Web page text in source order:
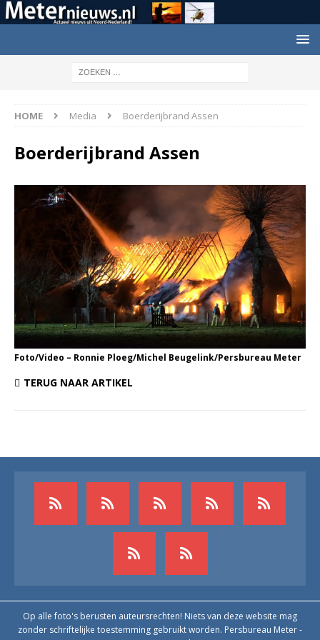
HOME Media Boerderijbrand Assen
Boerderijbrand Assen
Foto/Video – Ronnie Ploeg/Michel Beugelink/Persbureau Meter
TERUG NAAR ARTIKEL
Op alle foto's berusten auteursrechten! Niets van deze website mag
zonder schriftelijke toestemming gebruikt worden. Persbureau Meter -